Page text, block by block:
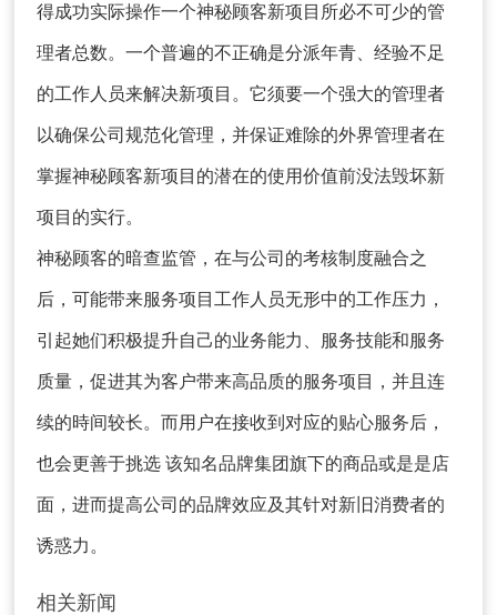
请输入关键词搜索
得成功实际操作一个神秘顾客新项目所必不可少的管
理者总数。一个普遍的不正确是分派年青、经验不足
的工作人员来解决新项目。它须要一个强大的管理者
以确保公司规范化管理，并保证难除的外界管理者在
掌握神秘顾客新项目的潜在的使用价值前没法毁坏新
项目的实行。
神秘顾客的暗查监管，在与公司的考核制度融合之
后，可能带来服务项目工作人员无形中的工作压力，
引起她们积极提升自己的业务能力、服务技能和服务
质量，促进其为客户带来高品质的服务项目，并且连
续的時间较长。而用户在接收到对应的贴心服务后，
也会更善于挑选 该知名品牌集团旗下的商品或是是店
面，进而提高公司的品牌效应及其针对新旧消费者的
诱惑力。
相关新闻